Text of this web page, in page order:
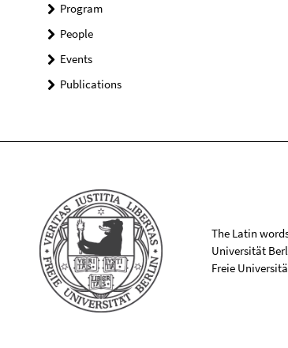
Program
People
Events
Publications
The Latin
Universität
Freie